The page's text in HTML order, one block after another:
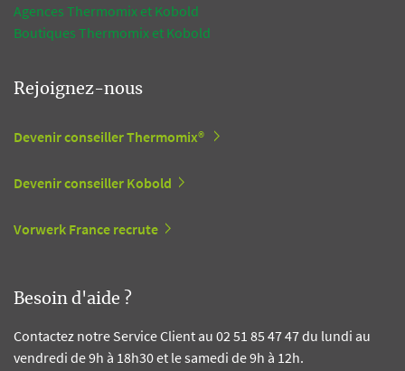
Agences Thermomix et Kobold
Boutiques Thermomix et Kobold
Rejoignez-nous
Devenir conseiller Thermomix®
Devenir conseiller Kobold
Vorwerk France recrute
Besoin d'aide ?
Contactez notre Service Client au 02 51 85 47 47 du lundi au
vendredi de 9h à 18h30 et le samedi de 9h à 12h.